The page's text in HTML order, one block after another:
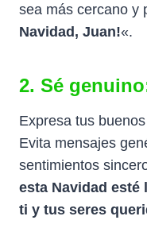
sea más cercano y
Navidad, Juan!«.
2. Sé
Expresa tus
Evita mensajes
sentimientos
esta Navidad esté
ti y tus seres